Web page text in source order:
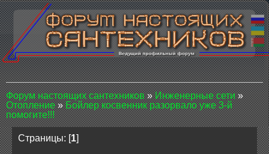
Форум настоящих сантехников»Инженерные сети»
Отопление»Бойлер косвенник разорвало уже 3-й
помогите!!!
Страницы: [1]